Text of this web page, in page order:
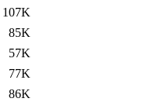
107K
85K
57K
77K
86K